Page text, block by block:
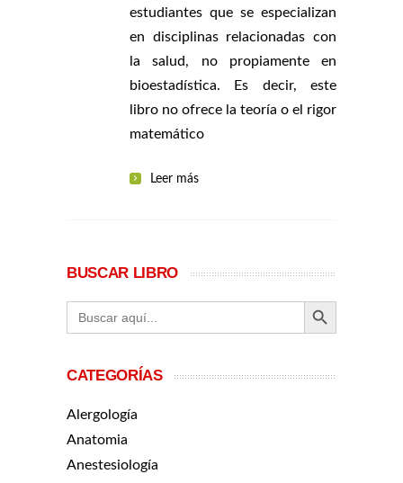
estudiantes que se especializan
en disciplinas relacionadas con
la salud, no propiamente en
bioestadística. Es decir, este
libro no ofrece la teoría o el rigor
matemático
Leer más
BUSCAR LIBRO
BOTÓN DE
CATEGORÍAS
Alergología
Anatomia
Anestesiología